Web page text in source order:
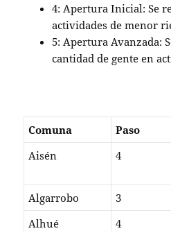
4: Apertura Inicial: Se
actividades de menor
5: Apertura Avanzada:
cantidad de gente en
Comuna Paso
Aisén
4
Algarrobo
3
Alhué
4